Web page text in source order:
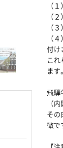
（
（
（
（
付け
こ
ます。
飛騨
（
その
徴で